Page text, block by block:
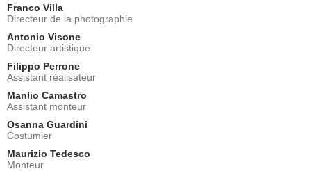
Franco Villa
Directeur de la photographie
Antonio Visone
Directeur artistique
Filippo Perrone
Assistant réalisateur
Manlio Camastro
Assistant monteur
Osanna Guardini
Costumier
Maurizio Tedesco
Monteur